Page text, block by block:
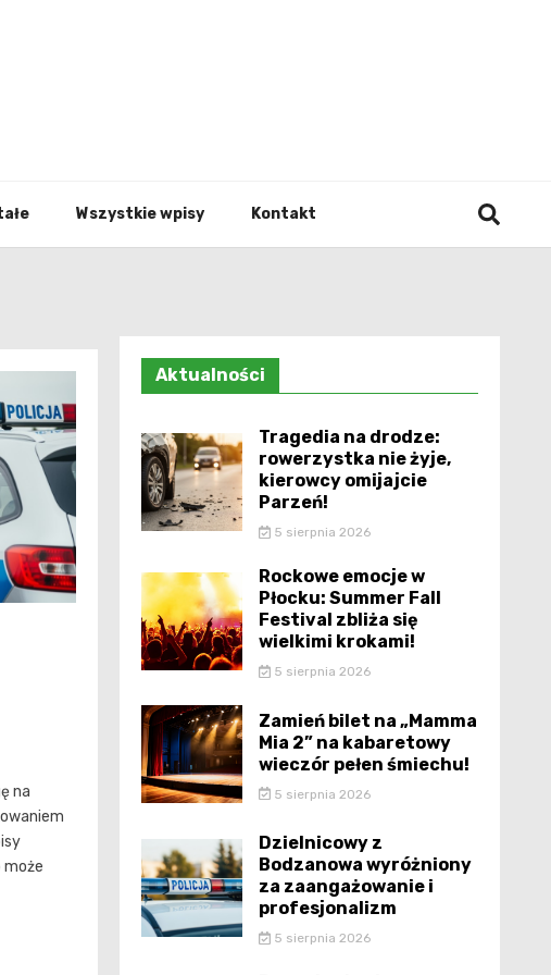
Wszystkie wpisy Kontakt
na
Aktualności
Tragedia na drodze:
rowerzystka nie żyje,
kierowcy omijajcie
Parzeń!
5 sierpnia 2026
Rockowe emocje w
Płocku: Summer Fall
Festival zbliża się
wielkimi krokami!
5 sierpnia 2026
Zamień bilet na „Mamma
Mia 2” na kabaretowy
wieczór pełen śmiechu!
5 sierpnia 2026
Dzielnicowy z
Bodzanowa wyróżniony
za zaangażowanie i
profesjonalizm
5 sierpnia 2026